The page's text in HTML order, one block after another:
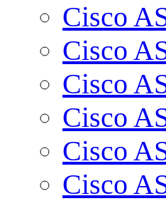
Cisco
Cisco
Cisco
Cisco
Cisco
Cisco